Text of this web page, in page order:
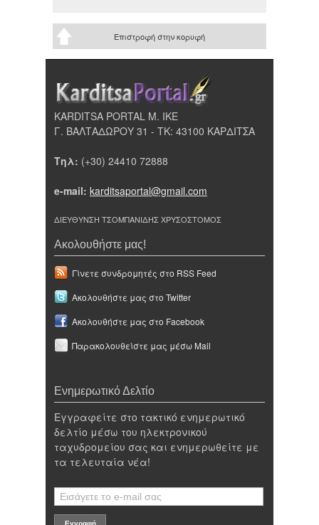
Επιστροφή στην κορυφή
KARDITSA PORTAL Μ. ΙΚΕ
Γ. ΒΑΛΤΑΔΩΡΟΥ 31 - ΤΚ: 43100 ΚΑΡΔΙΤΣΑ
Τηλ: (+30) 24410 72888
e-mail: karditsaportal@gmail.com
ΔΙΕΥΘΥΝΣΗ ΤΣΟΜΠΑΝΙΔΗΣ ΧΡΥΣΟΣΤΟΜΟΣ
Ακολουθήστε μας!
Γίνετε συνδρομητές στο RSS Feed
Ακολουθήστε μας στο Twitter
Ακολουθήστε μας στο Facebook
Παρακολουθείστε μας μέσω Mail
Ενημερωτικό Δελτίο
Εγγραφείτε στο τακτικό ενημερωτικό
δελτίο μέσω του ηλεκτρονικού
ταχυδρομείου σας και ενημερωθείτε με
τα τελευταία νέα!